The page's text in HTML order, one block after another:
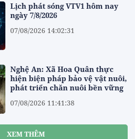
Lịch phát sóng VTV1 hôm nay
ngày 7/8/2026
07/08/2026 14:02:31
Nghệ An: Xã Hoa Quân thực
hiện biện pháp bảo vệ vật nuôi,
phát triển chăn nuôi bền vững
07/08/2026 11:41:38
XEM THÊM